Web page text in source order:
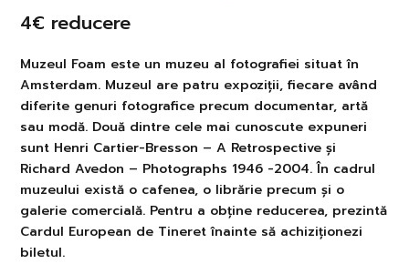
4€ reducere
Muzeul Foam este un muzeu al fotografiei situat în
Amsterdam. Muzeul are patru expoziții, fiecare având
diferite genuri fotografice precum documentar, artă
sau modă. Două dintre cele mai cunoscute expuneri
sunt Henri Cartier-Bresson – A Retrospective și
Richard Avedon – Photographs 1946 -2004. În cadrul
muzeului există o cafenea, o librărie precum și o
galerie comercială. Pentru a obține reducerea, prezintă
Cardul European de Tineret înainte să achiziționezi
biletul.